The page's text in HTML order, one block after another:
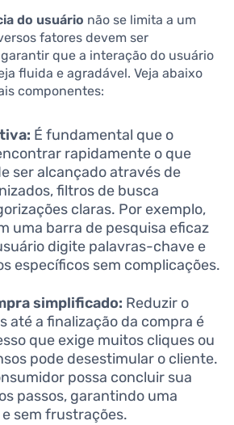
do usuário não se limita a um
fatores devem ser
que a interação do usuário
fluida e agradável. Veja abaixo
componentes:
É fundamental que o
rapidamente o que
ser alcançado através de
filtros de busca
claras. Por exemplo,
uma barra de pesquisa eficaz
digite palavras-chave e
específicos sem complicações.
simplificado: Reduzir o
até a finalização da compra é
que exige muitos cliques ou
pode desestimular o cliente.
possa concluir sua
passos, garantindo uma
sem frustrações.